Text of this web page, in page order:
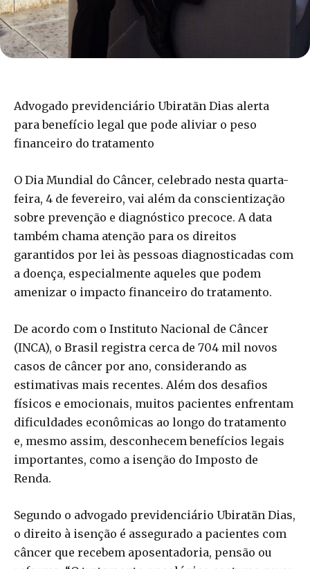
Advogado previdenciário Ubiratãn Dias alerta
para benefício legal que pode aliviar o peso
financeiro do tratamento
O Dia Mundial do Câncer, celebrado nesta quarta-
feira, 4 de fevereiro, vai além da conscientização
sobre prevenção e diagnóstico precoce. A data
também chama atenção para os direitos
garantidos por lei às pessoas diagnosticadas com
a doença, especialmente aqueles que podem
amenizar o impacto financeiro do tratamento.
De acordo com o Instituto Nacional de Câncer
(INCA), o Brasil registra cerca de 704 mil novos
casos de câncer por ano, considerando as
estimativas mais recentes. Além dos desafios
físicos e emocionais, muitos pacientes enfrentam
dificuldades econômicas ao longo do tratamento
e, mesmo assim, desconhecem benefícios legais
importantes, como a isenção do Imposto de
Renda.
Segundo o advogado previdenciário Ubiratãn Dias,
o direito à isenção é assegurado a pacientes com
câncer que recebem aposentadoria, pensão ou